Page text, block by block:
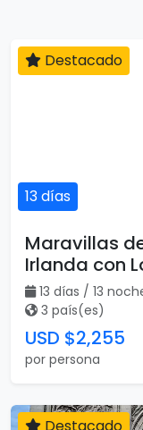
13 días
Destacado
Maravillas
Irlanda con
13 días / 13
3 país(es)
USD $2,255
por persona